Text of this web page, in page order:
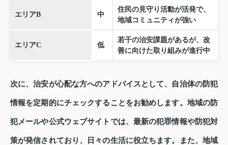
エリアB 中
住民の見守り活動が活発で、
地域コミュニティが強い
エリアC 低
若干の治安課題があるが、改
善に向けた取り組みが進行中
次に、治安が心配な方へのアドバイスとして、自治体の防犯
情報を定期的にチェックすることをお勧めします。地域の防
犯メールや公式ウェブサイトでは、最新の犯罪情報や防犯対
策が発信されており、日々の生活に役立ちます。また、地域